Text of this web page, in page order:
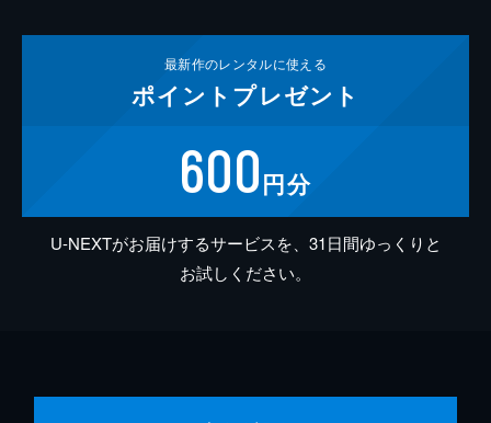
最新作のレンタルに使える
ポイント プレゼント
600円分
U-NEXTがお届けするサービスを、31日間ゆっくりと
お試しください。